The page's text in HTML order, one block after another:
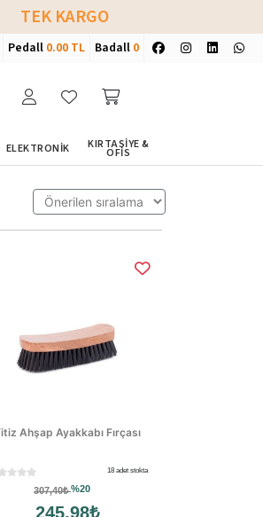
TEK KARGO
Pedall 0.00 TL Badall 0
ELEKTRONİK KIRTASİYE &
OFİS
Ahşap Ayakkabı Fırçası
18 adet stokta
307,40₺%20
245,98₺